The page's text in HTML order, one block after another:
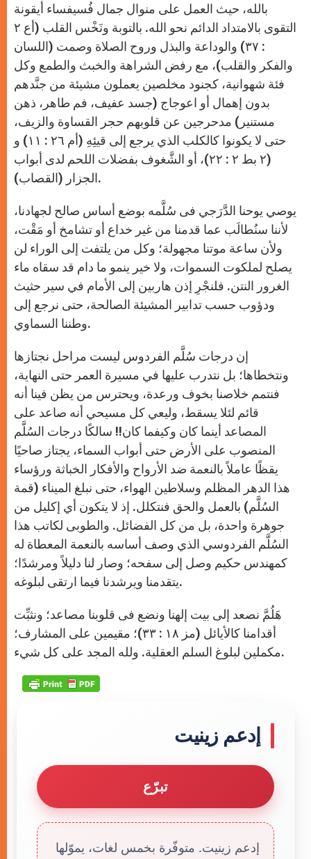
بالله، حيث العمل على منوال جمال فُسيفساء أيقونة
التقوى بالامتداد الدائم نحو الله. بالتوبة ونَخْس القلب (أع ٢
: ٣٧) والوداعة والبذل وروح الصلاة وصمت (اللسان
والفكر والقلب)، مع رفض الشراهة والخبث والطمع وكل
فئة شهوانية، كجنود مخلصين يعملون مشيئة من جنَّدهم
بدون إهمال أو اعوجاج (جسد عفيف، فم طاهر، ذهن
مستنير) مدحرجين عن قلوبهم حجر القساوة والزيف،
حتى لا يكونوا كالكلب الذﻱ يرجع إلى قيئِهِ (أم ٢٦ : ١١) و
(٢ بط ٢ : ٢٢)، أو الشَّغوف بفضلات اللحم لدى أبواب
الجزار (القصاب).
يوصي يوحنا الدَّرَجي فى سُلَّمه بوضع أساس صالح لجهادنا،
لأننا سنُطالَب عما قدمنا من غير خداع أو تشامخ أو مَقْت،
ولأن ساعة موتنا مجهولة؛ وكل من يلتفت إلى الوراء لن
يصلح لملكوت السموات، ولا خير ينمو ما دام قد سقاه ماء
الغرور النتن. فلنجْرِ إذن هاربين إلى الأمام في سير حثيث
ودؤوب حسب تدابير المشيئة الصالحة، حتى نرجع إلى
وطننا السماوﻱ.
إن درجات سُلَّم الفردوس ليست مراحل نجتازها
ونتخطاها؛ بل نتدرب عليها في مسيرة العمر حتى النهاية،
فنتمم خلاصنا بخوف ورعدة، ويحترس من يظن فينا أنه
قائم لئلا يسقط، وليعي كل مسيحي أنه صاعد على
المصاعد أينما كان وكيفما كان!! سالكًا درجات السُلَّم
المنصوب على الأرض حتى أبواب السماء، يجتاز صاحيًا
يقظًا عاملاً بالنعمة ضد الأرواح والأفكار الخباثة ورؤساء
هذا الدهر المظلم وسلاطين الهواء، حتى نبلغ الميناء (قمة
السُلَّم) بالعمل والحق فنتكلل. إذ لا يتكون أﻱ إكليل من
جوهرة واحدة، بل من كل الفضائل. والطوبى لكاتب هذا
السُلَّم الفردوسي الذﻱ وصف أساسه بالنعمة المعطاة له
كمهندس حكيم وصل إلى سفحه؛ وصار لنا دليلاً ومرشدًا؛
يتقدمنا ويرشدنا فيما ارتقى لبلوغه.
هَلُمَّ نصعد إلى بيت إلهنا ونضع فى قلوبنا مصاعد؛ ونثبِّت
أقدامنا كالأيائل (مز ١٨ : ٣٣)؛ مقيمين على المشارف؛
مكملين لبلوغ السلم العقلية. ولله المجد على كل شيء.
إدعم زينيت
تبرّع
إدعم زينيت. متوفّرة بخمس لغات، يموّلها